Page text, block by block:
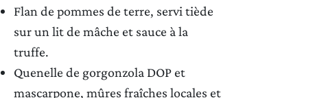
CERCA UN ARGOMENTO SUL SITO DI UMBERTO CESARI
Flan de pommes de terre, servi tiède
sur un lit de mâche et sauce à la
truffe.
Quenelle de gorgonzola DOP et
mascarpone, mûres fraîches locales et